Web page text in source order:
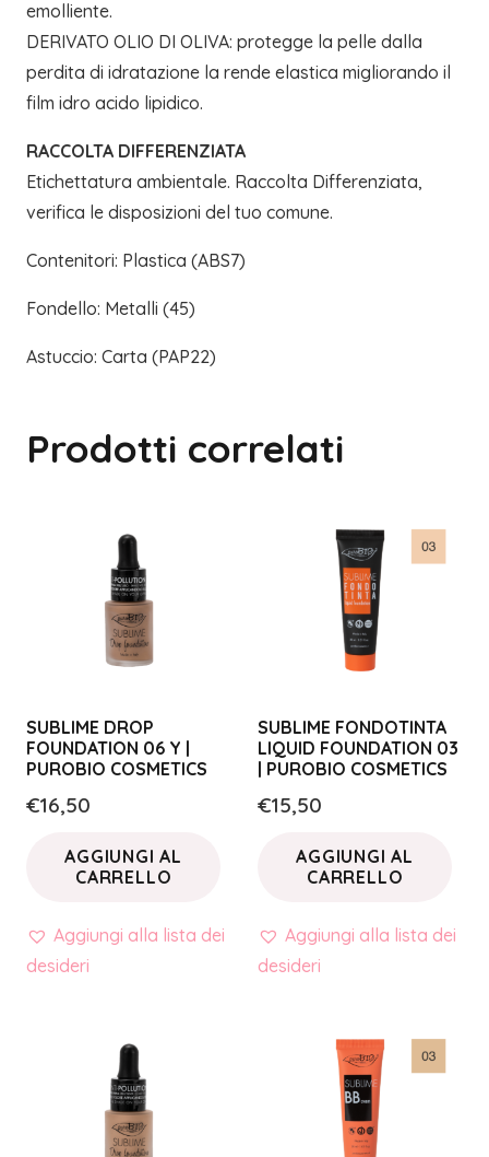
emolliente.
DERIVATO OLIO DI OLIVA: protegge la pelle dalla
perdita di idratazione la rende elastica migliorando il
film idro acido lipidico.
RACCOLTA DIFFERENZIATA
Etichettatura ambientale. Raccolta Differenziata,
verifica le disposizioni del tuo comune.
Contenitori: Plastica (ABS7)
Fondello: Metalli (45)
Astuccio: Carta (PAP22)
Prodotti correlati
SUBLIME DROP
FOUNDATION 06 Y |
PUROBIO COSMETICS
€16,50
AGGIUNGI AL
CARRELLO
Aggiungi alla lista dei
desideri
SUBLIME FONDOTINTA
LIQUID FOUNDATION 03
| PUROBIO COSMETICS
€15,50
AGGIUNGI AL
CARRELLO
Aggiungi alla lista dei
desideri